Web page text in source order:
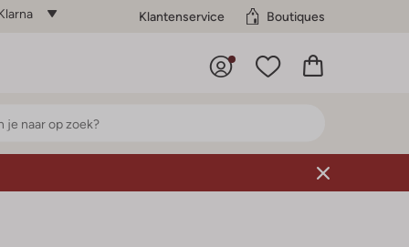
Klantenservice Boutiques